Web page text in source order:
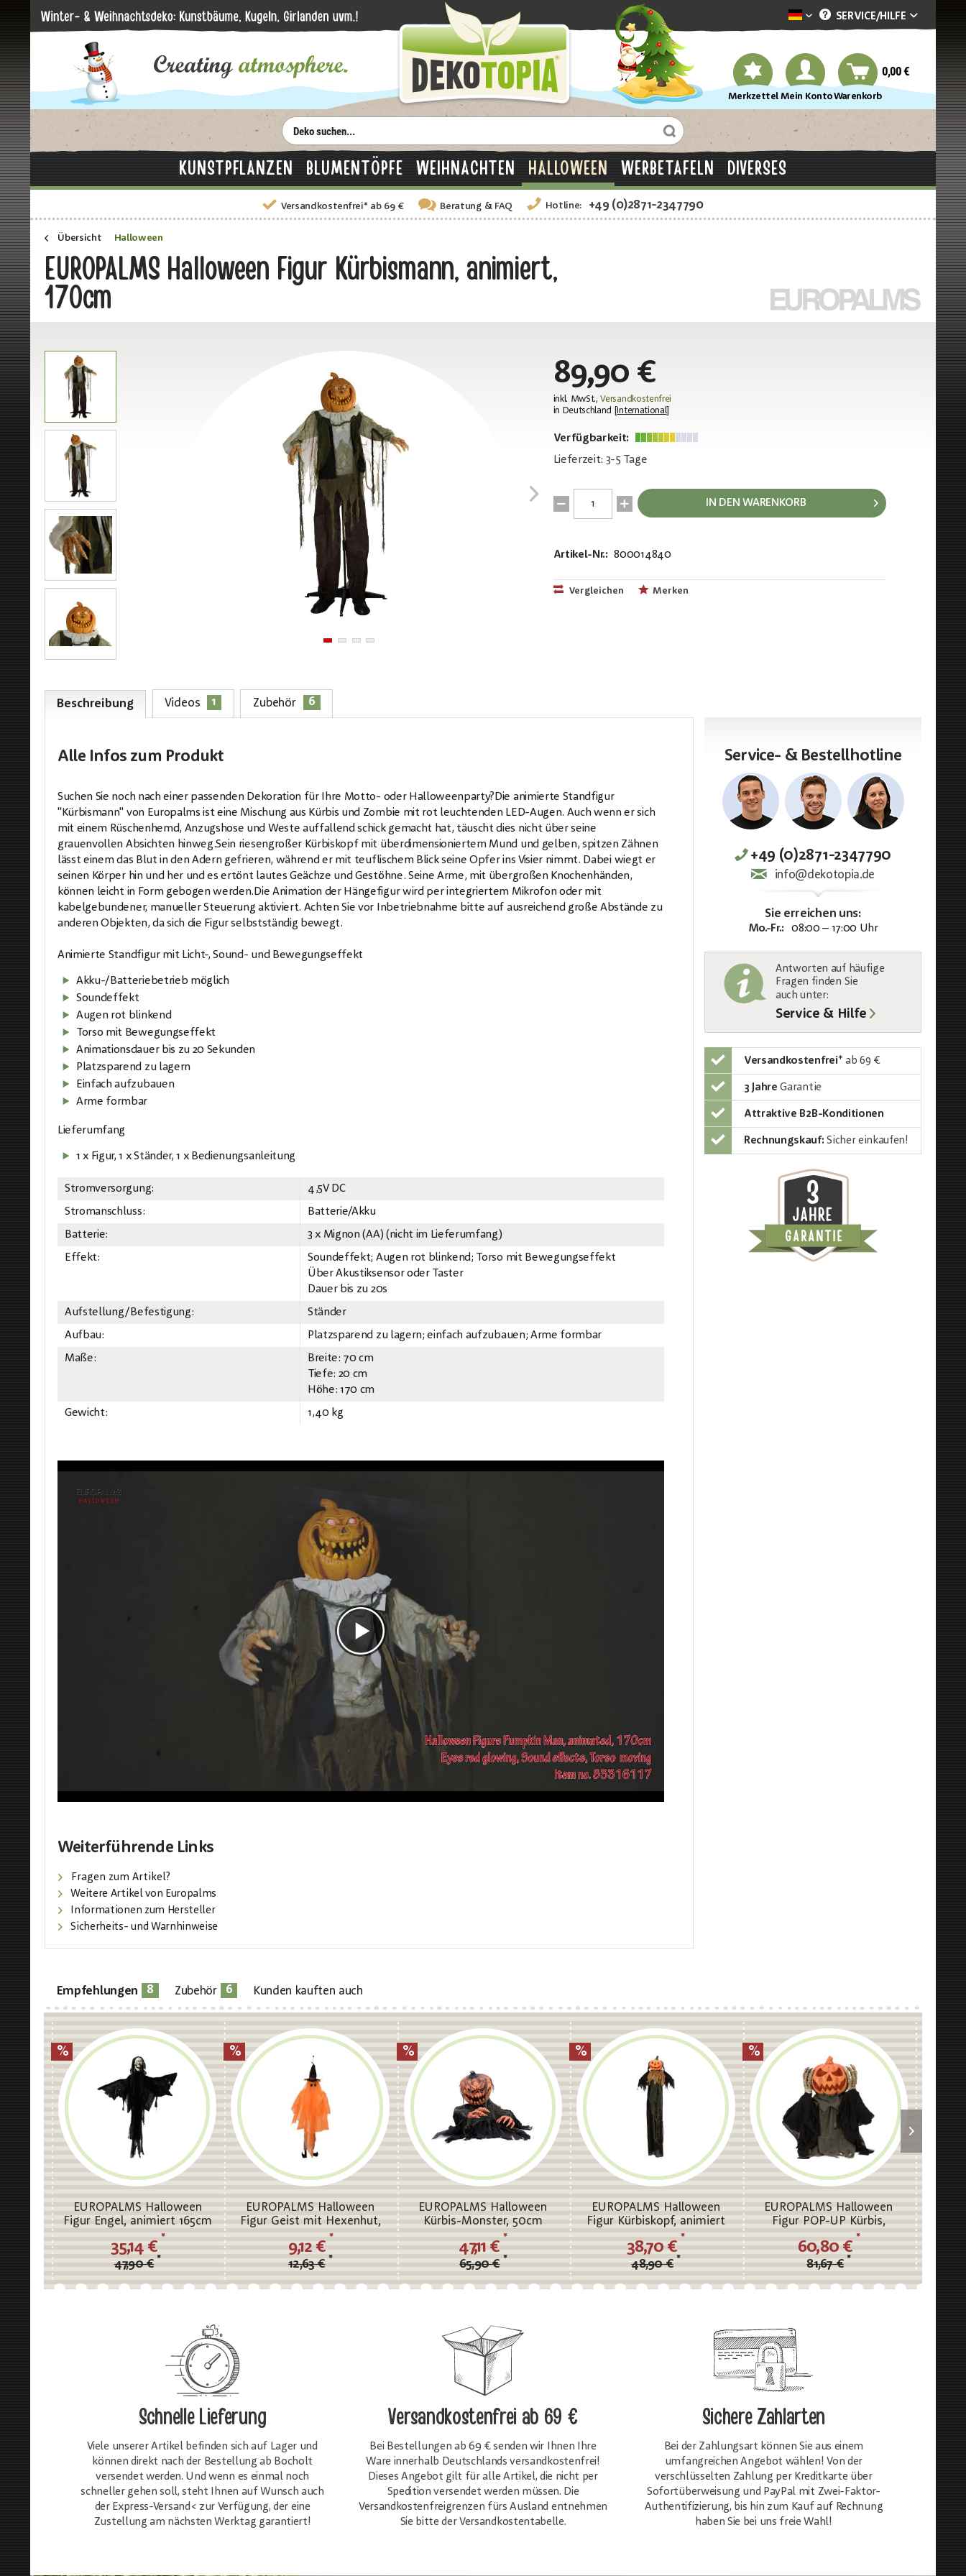
Dekotopia deutsch
SERVICE/HILFE
Merkzettel Mein KontoWarenkorb
0,00 €
KUNSTPFLANZEN BLUMENTÖPFE WEIHNACHTEN HALLOWEEN WERBETAFELN DIVERSES
Versandkostenfrei* ab 69 € Beratung& FAQ Hotline: +49 (0)2871-2347790
Übersicht Halloween
EUROPALMS Halloween Figur Kürbismann, animiert,
170cm
89,90 €
inkl. MwSt.,Versandkostenfrei
in Deutschland [
International]
Verfügbarkeit:
Lieferzeit: 3-5 Tage
IN DEN WARENKORB
Artikel-Nr.: 800014840
Vergleichen Merken
Beschreibung Videos 1 Zubehör 6
Alle Infos zum Produkt
Suchen Sie noch nach einer passenden Dekoration für Ihre Motto- oder Halloweenparty?Die animierte Standfigur
"Kürbismann" von Europalms ist eine Mischung aus Kürbis und Zombie mit rot leuchtenden LED-Augen. Auch wenn er sich
mit einem Rüschenhemd, Anzugshose und Weste auffallend schick gemacht hat, täuscht dies nicht über seine
grauenvollen Absichten hinweg.Sein riesengroßer Kürbiskopf mit überdimensioniertem Mund und gelben, spitzen Zähnen
lässt einem das Blut in den Adern gefrieren, während er mit teuflischem Blick seine Opfer ins Visier nimmt. Dabei wiegt er
seinen Körper hin und her und es ertönt lautes Geächze und Gestöhne. Seine Arme, mit übergroßen Knochenhänden,
können leicht in Form gebogen werden.Die Animation der Hängefigur wird per integriertem Mikrofon oder mit
kabelgebundener, manueller Steuerung aktiviert. Achten Sie vor Inbetriebnahme bitte auf ausreichend große Abstände zu
anderen Objekten, da sich die Figur selbstständig bewegt.
Animierte Standfigur mit Licht-, Sound- und Bewegungseffekt
Akku-/Batteriebetrieb möglich
Soundeffekt
Augen rot blinkend
Torso mit Bewegungseffekt
Animationsdauer bis zu 20 Sekunden
Platzsparend zu lagern
Einfach aufzubauen
Arme formbar
Lieferumfang
1 x Figur, 1 x Ständer, 1 x Bedienungsanleitung
Stromversorgung:
4,5V DC
Stromanschluss:
Batterie/Akku
Batterie:
3 x Mignon (AA) (nicht im Lieferumfang)
Effekt:
Soundeffekt; Augen rot blinkend; Torso mit Bewegungseffekt
Über Akustiksensor oder Taster
Dauer bis zu 20s
Aufstellung/Befestigung:
Ständer
Aufbau:
Platzsparend zu lagern; einfach aufzubauen; Arme formbar
Maße:
Breite: 70 cm
Tiefe: 20 cm
Höhe: 170 cm
Gewicht:
1,40 kg
Weiterführende Links
Fragen zum Artikel?
Weitere Artikel von Europalms
Informationen zum Hersteller
Sicherheits- und Warnhinweise
Service- & Bestellhotline
+49 (0)2871-2347790
info@dekotopia.de
Sie erreichen uns:
Mo.-Fr.: 08:00 – 17:00 Uhr
Antworten auf häufige
Fragen finden Sie
auch unter:
Service & Hilfe
Versandkostenfrei* ab 69 €
3 Jahre Garantie
Attraktive B2B-Konditionen
Rechnungskauf: Sicher einkaufen!
Empfehlungen 8 Zubehör 6 Kunden kauften auch
EUROPALMS Halloween
Figur Engel, animiert 165cm
47,90 € *
35,14 €
*
EUROPALMS Halloween
Figur Geist mit Hexenhut,
12,63 € *
9,12 €
*
EUROPALMS Halloween
Kürbis-Monster, 50cm
65,90 € *
47,11 €
*
EUROPALMS Halloween
Figur Kürbiskopf, animiert
48,90 € *
38,70 €
*
EUROPALMS Halloween
Figur POP-UP Kürbis,
animiert 70cm
81,67 € *
60,80 €
*
Schnelle Lieferung
Viele unserer Artikel befinden sich auf Lager und
können direkt nach der Bestellung ab Bocholt
versendet werden. Und wenn es einmal noch
schneller gehen soll, steht Ihnen auf Wunsch auch
der Express-Versand< zur Verfügung, der eine
Zustellung am nächsten Werktag garantiert!
Versandkostenfrei ab 69 €
Bei Bestellungen ab 69 € senden wir Ihnen Ihre
Ware innerhalb Deutschlands versandkostenfrei!
Dieses Angebot gilt für alle Artikel, die nicht per
Spedition versendet werden müssen. Die
Versandkosten­freigrenzen fürs Ausland entnehmen
Sie bitte der Versandkostentabelle.
Sichere Zahlarten
Bei der Zahlungsart können Sie aus einem
umfangreichen Angebot wählen! Von der
verschlüsselten Zahlung per Kreditkarte über
Sofortüberweisung und PayPal mit Zwei-Faktor-
Authentifizierung, bis hin zum Kauf auf Rechnung
haben Sie bei uns freie Wahl!